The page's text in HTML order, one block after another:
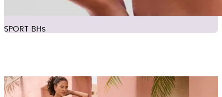
SPORT BHs